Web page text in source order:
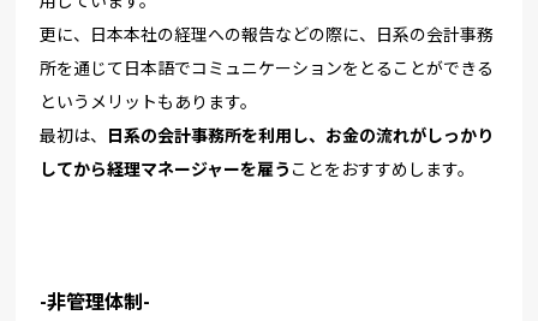
更に、日本本社の経理への報告などの際に、日系の会計事務
所を通じて日本語でコミュニケーションをとることができる
というメリットもあります。
最初は、 日系の会計事務所を利用し、お金の流れがしっかり
してから経理マネージャーを雇う ことをおすすめします。
-非管理体制-